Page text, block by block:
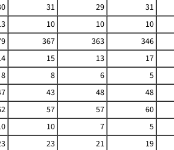
31 29 31
10 10 10
367 363 346
15 13 17
8 8 6 5
43 48 48
57 57 60
10 7 5
23 21 19